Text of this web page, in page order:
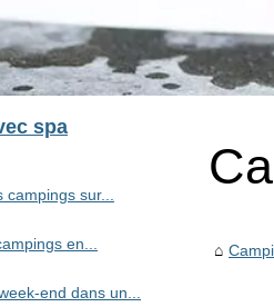
spa
sur...
en...
end dans un...